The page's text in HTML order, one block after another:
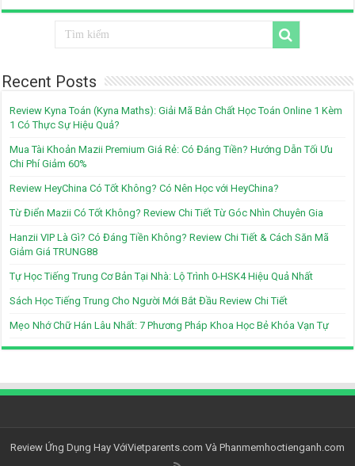
Recent Posts
Review Kyna Toán (Kyna Maths): Giải Mã Bản Chất Học Toán Online 1 Kèm
1 Có Thực Sự Hiệu Quả?
Mua Tài Khoản Mazii Premium Giá Rẻ: Có Đáng Tiền? Hướng Dẫn Tối Ưu
Chi Phí Giảm 60%
Review HeyChina Có Tốt Không? Có Nên Học với HeyChina?
Từ Điển Mazii Có Tốt Không? Review Chi Tiết Từ Góc Nhìn Chuyên Gia
Hanzii VIP Là Gì? Có Đáng Tiền Không? Review Chi Tiết & Cách Săn Mã
Giảm Giá TRUNG88
Tự Học Tiếng Trung Cơ Bản Tại Nhà: Lộ Trình 0-HSK4 Hiệu Quả Nhất
Sách Học Tiếng Trung Cho Người Mới Bắt Đầu Review Chi Tiết
Mẹo Nhớ Chữ Hán Lâu Nhất: 7 Phương Pháp Khoa Học Bẻ Khóa Vạn Tự
Review Ứng Dụng Hay VớiVietparents.com Và Phanmemhoctienganh.com